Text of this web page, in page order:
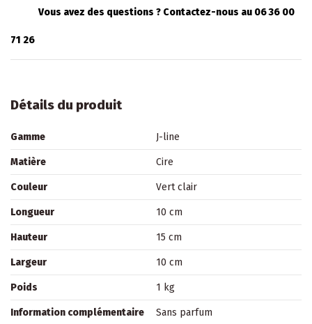
Vous avez des questions ? Contactez-nous au 06 36 00
71 26
Détails du produit
Gamme J-line
Matière Cire
Couleur Vert clair
Longueur 10 cm
Hauteur 15 cm
Largeur 10 cm
Poids 1 kg
Information complémentaire Sans parfum